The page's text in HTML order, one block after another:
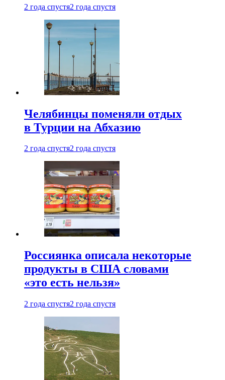
2 года спустя2 года спустя
Челябинцы поменяли отдых
в Турции на Абхазию
2 года спустя2 года спустя
Россиянка описала некоторые
продукты в США словами
«это есть нельзя»
2 года спустя2 года спустя